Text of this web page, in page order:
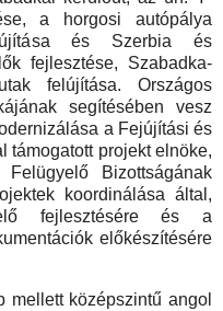
a horgosi autópálya
és Szerbia és
fejlesztése, Szabadka-
felújítása. Országos
segítésében vesz
a Fejújítási és
támogatott projekt elnöke,
Bizottságának
koordinálása által,
fejlesztésére és a
előkészítésére
mellett középszintű angol